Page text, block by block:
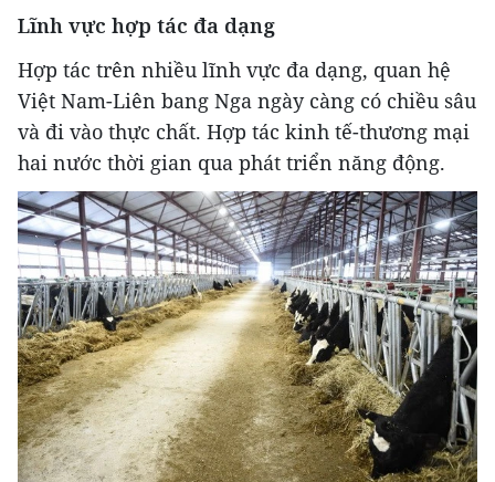
Lĩnh vực hợp tác đa dạng
Hợp tác trên nhiều lĩnh vực đa dạng, quan hệ
Việt Nam-Liên bang Nga ngày càng có chiều sâu
và đi vào thực chất. Hợp tác kinh tế-thương mại
hai nước thời gian qua phát triển năng động.